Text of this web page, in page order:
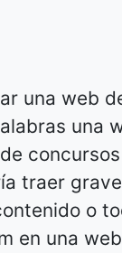
una web
una
traer
o
en una